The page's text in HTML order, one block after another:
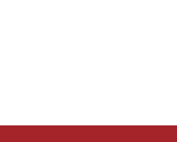
Yağmur YS-915 7 Parça Bordo